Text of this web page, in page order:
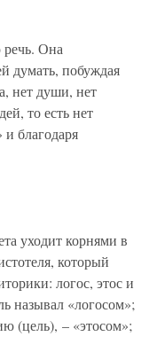
Она
думать, побуждая
нет души, нет
то есть нет
и благодаря
уходит корнями в
который
логос, этос и
называл «логосом»;
(цель), – «этосом»;